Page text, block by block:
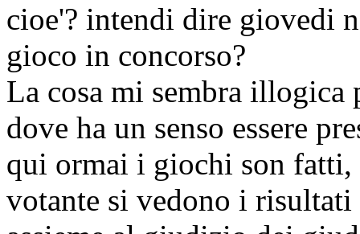
cioe'? intendi dire giovedi
gioco in concorso?
La cosa mi sembra illogica
dove ha un senso essere
qui ormai i giochi son fatti,
votante si vedono i